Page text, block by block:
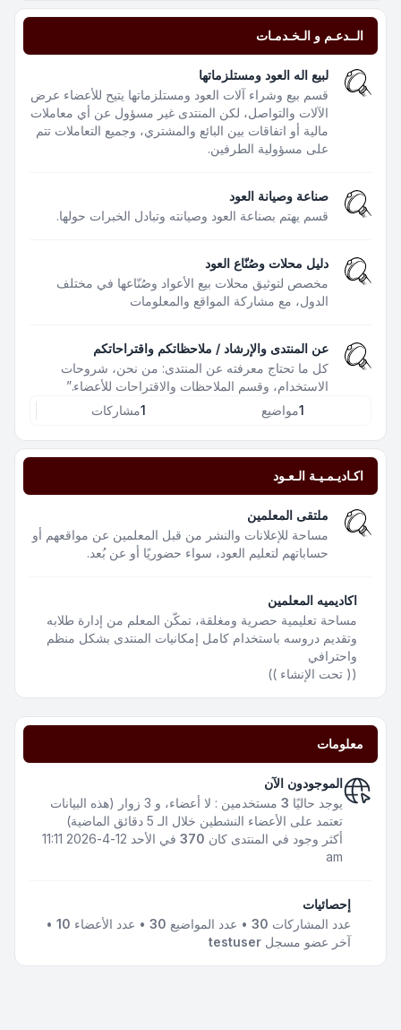
الــدعـم و الـخـدمـات
لبيع اله العود ومستلزماتها
قسم بيع وشراء آلات العود ومستلزماتها يتيح للأعضاء عرض
الآلات والتواصل، لكن المنتدى غير مسؤول عن أي معاملات
مالية أو اتفاقات بين البائع والمشتري، وجميع التعاملات تتم
على مسؤولية الطرفين.
صناعة وصيانة العود
قسم يهتم بصناعة العود وصيانته وتبادل الخبرات حولها.
دليل محلات وصُنّاع العود
مخصص لتوثيق محلات بيع الأعواد وصُنّاعها في مختلف
الدول، مع مشاركة المواقع والمعلومات
عن المنتدى والإرشاد / ملاحظاتكم واقتراحاتكم
كل ما تحتاج معرفته عن المنتدى: من نحن، شروحات
الاستخدام، وقسم الملاحظات والاقتراحات للأعضاء.”
1مواضيع 1مشاركات
اكـاديـمـيـة الـعـود
ملتقى المعلمين
مساحة للإعلانات والنشر من قبل المعلمين عن مواقعهم أو
حساباتهم لتعليم العود، سواء حضوريًا أو عن بُعد.
اكاديميه المعلمين
مساحة تعليمية حصرية ومغلقة، تمكّن المعلم من إدارة طلابه
وتقديم دروسه باستخدام كامل إمكانيات المنتدى بشكل منظم
واحترافي
(( تحت الإنشاء ))
معلومات
الموجودون الآن
يوجد حاليًا 3
مستخدمين : لا أعضاء، و 3 زوار (هذه البيانات
تعتمد على الأعضاء النشطين خلال الـ 5 دقائق الماضية)
أكثر وجود في المنتدى كان 370
في الأحد 12-4-2026 11:11
am
إحصائيات
عدد المشاركات 30• عدد المواضيع 30• عدد الأعضاء 10
•
آخر عضو مسجل testuser